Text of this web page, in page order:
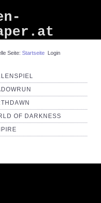
Seite: Startseite Login
OF DARKNESS